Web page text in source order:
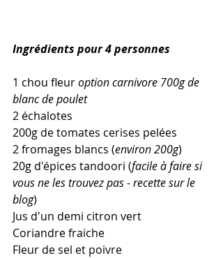
Ingrédients pour 4 personnes
1 chou fleur option carnivore 700g de
blanc de poulet
2 échalotes
200g de tomates cerises pelées
2 fromages blancs (environ 200g)
20g d'épices tandoori (facile à faire si
vous ne les trouvez pas - recette sur le
blog)
Jus d'un demi citron vert
Coriandre fraiche
Fleur de sel et poivre